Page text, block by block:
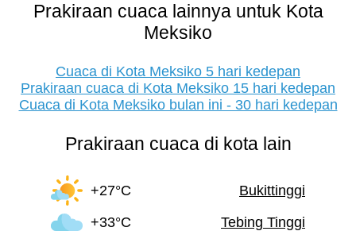
Prakiraan cuaca lainnya untuk Kota
Meksiko
Cuaca di Kota Meksiko 5 hari kedepan
Prakiraan cuaca di Kota Meksiko 15 hari kedepan
Cuaca di Kota Meksiko bulan ini - 30 hari kedepan
Prakiraan cuaca di kota lain
+27°C
Bukittinggi
+33°C
Tebing Tinggi